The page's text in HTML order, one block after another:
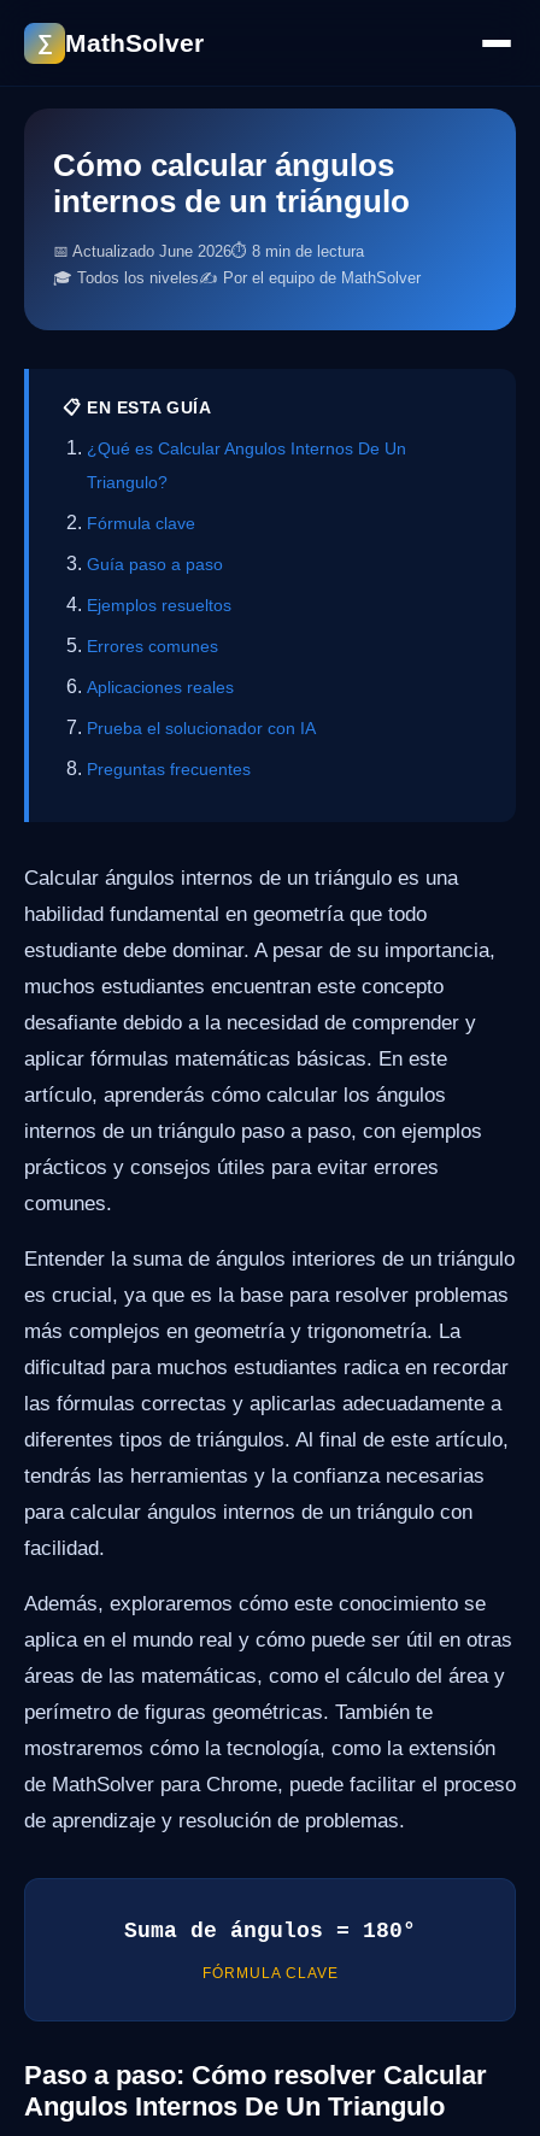
∑ MathSolver
Cómo calcular ángulos
internos de un triángulo
📅 Actualizado June 2026⏱ 8 min de lectura
🎓 Todos los niveles✍️ Por el equipo de MathSolver
📋 EN ESTA GUÍA
¿Qué es Calcular Angulos Internos De Un
Triangulo?
Fórmula clave
Guía paso a paso
Ejemplos resueltos
Errores comunes
Aplicaciones reales
Prueba el solucionador con IA
Preguntas frecuentes
Calcular ángulos internos de un triángulo es una
habilidad fundamental en geometría que todo
estudiante debe dominar. A pesar de su importancia,
muchos estudiantes encuentran este concepto
desafiante debido a la necesidad de comprender y
aplicar fórmulas matemáticas básicas. En este
artículo, aprenderás cómo calcular los ángulos
internos de un triángulo paso a paso, con ejemplos
prácticos y consejos útiles para evitar errores
comunes.
Entender la suma de ángulos interiores de un triángulo
es crucial, ya que es la base para resolver problemas
más complejos en geometría y trigonometría. La
dificultad para muchos estudiantes radica en recordar
las fórmulas correctas y aplicarlas adecuadamente a
diferentes tipos de triángulos. Al final de este artículo,
tendrás las herramientas y la confianza necesarias
para calcular ángulos internos de un triángulo con
facilidad.
Además, exploraremos cómo este conocimiento se
aplica en el mundo real y cómo puede ser útil en otras
áreas de las matemáticas, como el cálculo del área y
perímetro de figuras geométricas. También te
mostraremos cómo la tecnología, como la extensión
de MathSolver para Chrome, puede facilitar el proceso
de aprendizaje y resolución de problemas.
Suma de ángulos = 180°
FÓRMULA CLAVE
Paso a paso: Cómo resolver Calcular
Angulos Internos De Un Triangulo